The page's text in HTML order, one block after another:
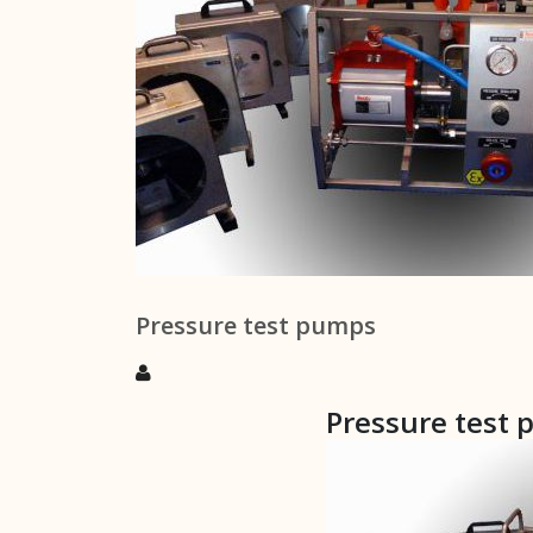
Pressure test pumps
Pressure test